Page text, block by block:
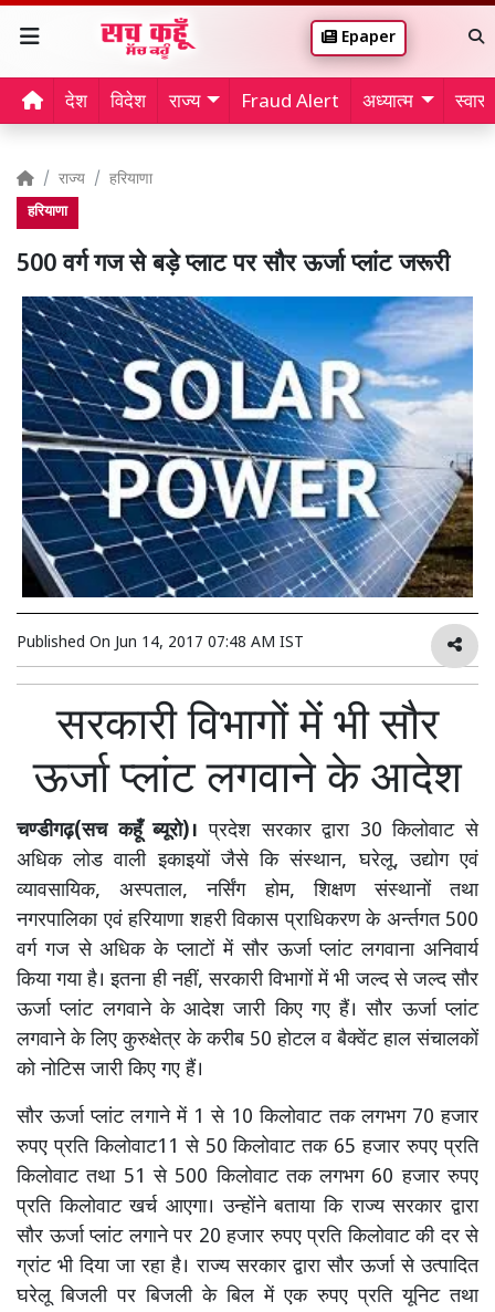
Epaper
देश विदेश राज्य Fraud Alert अध्यात्म
राज्य हरियाणा
हरियाणा
500 वर्ग गज से बड़े प्लाट पर सौर ऊर्जा प्लांट जरूरी
Published On Jun 14, 2017 07:48 AM IST
सरकारी विभागों में भी सौर
ऊर्जा प्लांट लगवाने के आदेश
चण्डीगढ़(सच कहूँ ब्यूरो)। प्रदेश सरकार द्वारा 30 किलोवाट से
अधिक लोड वाली इकाइयों जैसे कि संस्थान, घरेलू, उद्योग एवं
व्यावसायिक, अस्पताल, नर्सिंग होम, शिक्षण संस्थानों तथा
नगरपालिका एवं हरियाणा शहरी विकास प्राधिकरण के अर्न्तगत 500
वर्ग गज से अधिक के प्लाटों में सौर ऊर्जा प्लांट लगवाना अनिवार्य
किया गया है। इतना ही नहीं, सरकारी विभागों में भी जल्द से जल्द सौर
ऊर्जा प्लांट लगवाने के आदेश जारी किए गए हैं। सौर ऊर्जा प्लांट
लगवाने के लिए कुरुक्षेत्र के करीब 50 होटल व बैक्वेंट हाल संचालकों
को नोटिस जारी किए गए हैं।
सौर ऊर्जा प्लांट लगाने में 1 से 10 किलोवाट तक लगभग 70 हजार
रुपए प्रति किलोवाट11 से 50 किलोवाट तक 65 हजार रुपए प्रति
किलोवाट तथा 51 से 500 किलोवाट तक लगभग 60 हजार रुपए
प्रति किलोवाट खर्च आएगा। उन्होंने बताया कि राज्य सरकार द्वारा
सौर ऊर्जा प्लांट लगाने पर 20 हजार रुपए प्रति किलोवाट की दर से
ग्रांट भी दिया जा रहा है। राज्य सरकार द्वारा सौर ऊर्जा से उत्पादित
घरेलू बिजली पर बिजली के बिल में एक रुपए प्रति यूनिट तथा